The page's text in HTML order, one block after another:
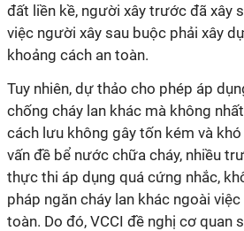
đất liền kề, người xây trước đã xây
việc người xây sau buộc phải xây
khoảng cách an toàn.
Tuy nhiên, dự thảo cho phép áp
chống cháy lan khác mà không
cách lưu không gây tốn kém và
vấn đề bể nước chữa cháy, nhiều
thực thi áp dụng quá cứng nhắc,
pháp ngăn cháy lan khác ngoài
toàn. Do đó, VCCI đề nghị cơ quan